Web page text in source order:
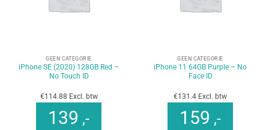
GEEN CATEGORIE
iPhone SE (2020) 128GB Red –
No Touch ID
€114.88 Excl. btw
139 ,-
GEEN CATEGORIE
iPhone 11 64GB Purple – No
Face ID
€131.4 Excl. btw
159 ,-